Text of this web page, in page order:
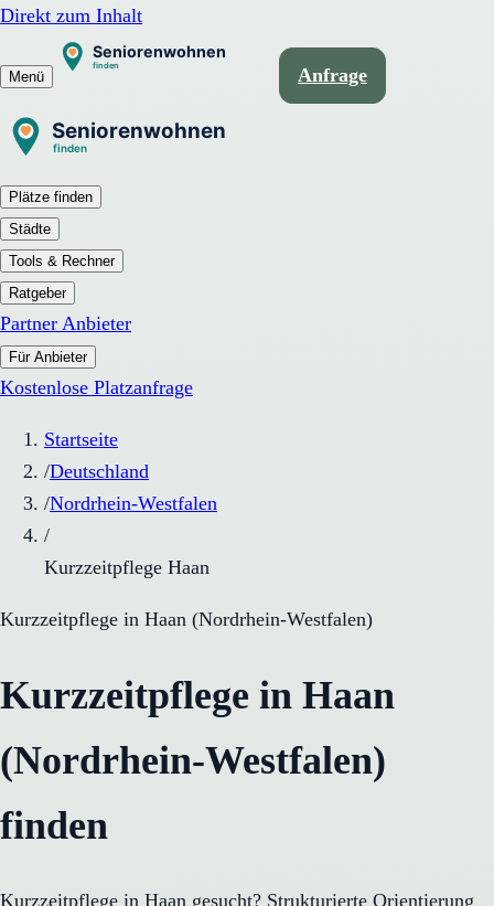
Direkt zum Inhalt
Menü Anfrage
Plätze finden
Städte
Tools & Rechner
Ratgeber
Partner Anbieter
Für Anbieter
Kostenlose Platzanfrage
Startseite
/Deutschland
/Nordrhein-Westfalen
/
Kurzzeitpflege Haan
Kurzzeitpflege in Haan (Nordrhein-Westfalen)
Kurzzeitpflege in Haan
(Nordrhein-Westfalen)
finden
Kurzzeitpflege in Haan gesucht? Strukturierte Orientierung